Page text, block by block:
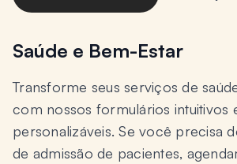
Saúde e Bem-Estar
Transforme seus serviços de
com nossos formulários intuitivos
personalizáveis. Se você precisa
de admissão de pacientes,